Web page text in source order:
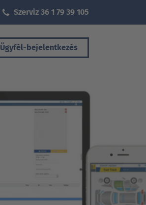
Szerviz 36 1 79 39 105
Ügyfél-bejelentkezés